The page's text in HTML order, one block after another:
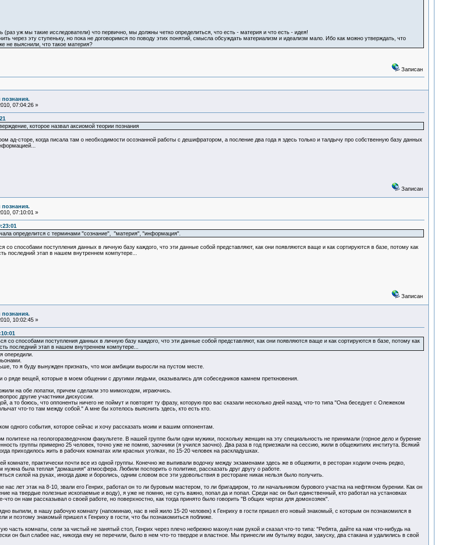
(раз уж мы такие исследователи) что первично, мы должны четко определиться, что есть - материя и что есть - идея!
через эту ступеньку, но пока не договоримся по поводу этих понятий, смысла обсуждать материализм и идеализм мало. Ибо как можно утверждать, что
не выяснили, что такое материя?
Записан
познания.
07:04:26 »
которое назвал аксиомой теории познания
ад-сторе, когда писала там о необходимости осознанной работы с дешифратором, а посление два года я здесь только и талдычу про собственную базу данных
Записан
познания.
07:10:01 »
определится с терминами "сознание", "материя", "информация".
со способами поступления данных в личную базу каждого, что эти данные собой представляют, как они появляются ваще и как сортируются в базе, потому как
последний этап в нашем внутреннем компутере...
Записан
познания.
10:02:45 »
со способами поступления данных в личную базу каждого, что эти данные собой представляют, как они появляются ваще и как сортируются в базе, потому как
последний этап в нашем внутреннем компутере...
опередили.
то я буду вынужден признать, что мои амбиции выросли на пустом месте.
ряде вещей, которые в моем общении с другими людьми, оказывались для собеседников камнем преткновения.
на обе лопатки, причем сделали это мимоходом, играючись.
другие участники дискуссии.
а то боюсь, что оппоненты ничего не поймут и повторят ту фразу, которую про вас сказали несколько дней назад, что-то типа "Она беседует с Олежеком
что-то там между собой." А мне бы хотелось выяснить здесь, кто есть кто.
одного события, которое сейчас и хочу рассказать моим и вашим оппонентам.
политехе на геологоразведочном факультете. В нашей группе были одни мужики, поскольку женщин на эту специальность не принимали (горное дело и бурение
группы примерно 25 человек, точно уже не помню, заочники (я учился заочно). Два раза в год приезжали на сессию, жили в общежитиях института. Всякий
приходилось жить в рабочих комнатах или красных уголках, по 15-20 человек на раскладушках.
комнате, практически почти все из одной группы. Конечно же выпивали водочку между экзаменами здесь же в общежити, в ресторан ходили очень редко,
была теплая "домашняя" атмосфера. Любили поспорить о политике, рассказать друг другу о работе.
силой на руках, иногда даже и боролись, одним словом все эти удовольствия в ресторане никак нельзя было получить.
лет этак на 8-10, звали его Генрих, работал он то ли буровым мастером, то ли бригадиром, то ли начальником бурового участка на нефтяном бурении. Как он
на твердые полезные ископаемые и воду), я уже не помню, не суть важно, попал да и попал. Среди нас он был единственный, кто работал на установках
что он нам рассказывал о своей работе, но поверхностно, как тогда принято было говорить "В общих чертах для домохозяек".
выпили, в нашу рабочую комнату (напоминаю, нас в ней жило 15-20 человек) к Генриху в гости пришел его новый знакомый, с которым он познакомился в
и поэтому знакомый пришел к Генриху в гости, что бы познакомиться поближе.
часть комнаты, сели за чистый не занятый стол, Генрих через плечо небрежно махнул нам рукой и сказал что-то типа: "Ребята, дайте ка нам что-нибудь на
он был слабее нас, никогда ему не перечили, было в нем что-то твердое и властное. Мы принесли им бутылку водки, закуску, два стакана и удалились в свой